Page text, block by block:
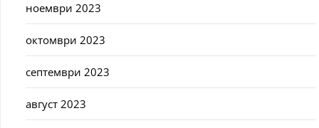
ноември 2023
октомври 2023
септември 2023
август 2023